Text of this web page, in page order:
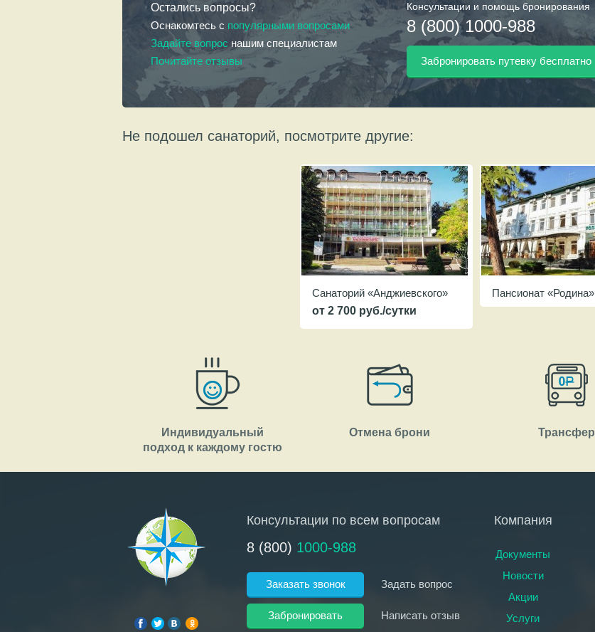
Остались вопросы?
Оснакомтесь с популярными вопросами
Задайте вопрос нашим специалистам
Почитайте отзывы
Консультации и помощь бронирования
8 (800) 1000-988
Забронировать путевку бесплатно
Не подошел санаторий, посмотрите другие:
Санаторий «Анджиевского»
от 2 700 руб./сутки
Пансионат «Родина»
Индивидуальный
подход к каждому гостю
Отмена брони Трансфер
Консультации по всем вопросам
8 (800) 1000-988
Заказать звонок Задать вопрос
Забронировать Написать отзыв
Компания
Документы
Новости
Акции
Услуги